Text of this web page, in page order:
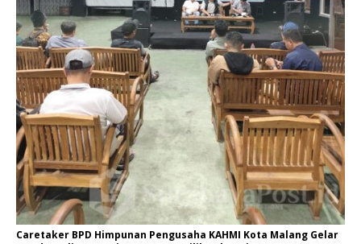
Caretaker BPD Himpunan Pengusaha KAHMI Kota Malang Gelar